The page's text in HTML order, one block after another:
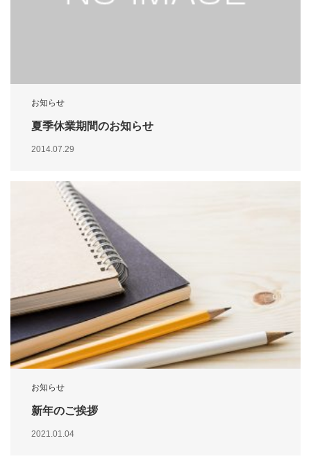
お知らせ
夏季休業期間のお知らせ
2014.07.29
お知らせ
新年のご挨拶
2021.01.04